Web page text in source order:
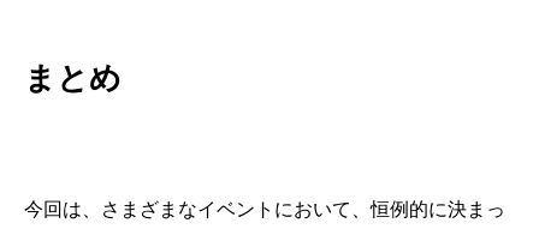
まとめ
今回は、さまざまなイベントにおいて、恒例的に決まっ